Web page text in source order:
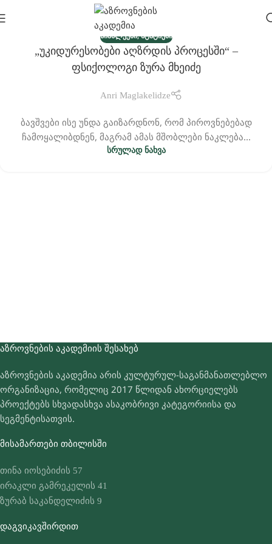
ᲡᲘᲐᲮᲚᲔᲔᲑᲘ,ᲡᲢᲐᲢᲘᲔᲑᲘ
„უკიდურესობები Აღზრდის Პროცესში“ –
Ფსიქოლოგი Ზურა Მხეიძე
Anri Maglakelidze
ბავშვები ისე უნდა გაიზარდნონ, რომ პიროვნებებად
ჩამოყალიბდნენ, მაგრამ ამას მშობლები ნაკლება...
ᲡᲠᲣᲚᲐᲓ ᲜᲐᲮᲕᲐ
ᲐᲖᲠᲝᲕᲜᲔᲑᲘᲡ ᲐᲙᲐᲓᲔᲛᲘᲘᲡ ᲨᲔᲡᲐᲮᲔᲑ
აზროვნების აკადემია არის კულტურულ-საგანმანათლებლო
ორგანიზაცია, რომელიც 2017 წლიდან ახორციელებს
პროექტებს სხვადასხვა ასაკობრივი კატეგორიისა და
სეგმენტისათვის.
ᲛᲘᲡᲐᲛᲐᲠᲗᲔᲑᲘ ᲗᲑᲘᲚᲘᲡᲨᲘ
თინა იოსებიძის 57
ირაკლი გამრეკელის 41
ზურაბ საკანდელიძის 9
ᲓᲐᲒᲕᲘᲙᲐᲕᲨᲘᲠᲓᲘᲗ